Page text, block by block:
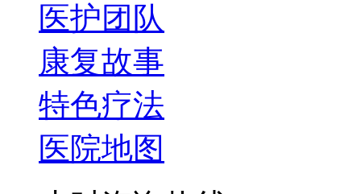
医护团队
康复故事
特色疗法
医院地图